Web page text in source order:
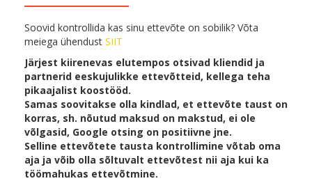
Soovid kontrollida kas sinu ettevõte on sobilik? Võta
meiega ühendust SIIT
Järjest kiirenevas elutempos otsivad kliendid ja
partnerid eeskujulikke ettevõtteid, kellega teha
pikaajalist koostööd.
Samas soovitakse olla kindlad, et ettevõte taust on
korras, sh. nõutud maksud on makstud, ei ole
võlgasid, Google otsing on positiivne jne.
Selline ettevõtete tausta kontrollimine võtab oma
aja ja võib olla sõltuvalt ettevõtest nii aja kui ka
töömahukas ettevõtmine.